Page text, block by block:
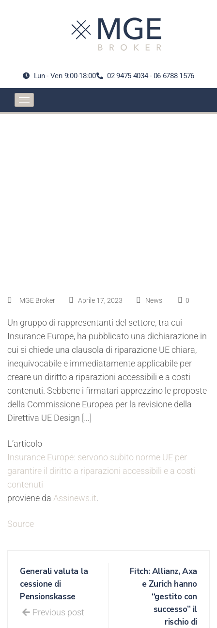
Lun - Ven 9:00-18:00 02 9475 4034 - 06 6788 1576
MGE Broker Aprile 17, 2023 News 0
Un gruppo di rappresentanti del settore, tra cui
Insurance Europe, ha pubblicato una dichiarazione in
cui si chiede una clausola di riparazione UE chiara,
inequivocabile e immediatamente applicabile per
creare un diritto a riparazioni accessibili e a costi
contenuti. Sebbene i firmatari apprezzino le proposte
della Commissione Europea per la revisione della
Direttiva UE Design […]
L’articolo
Insurance Europe: servono subito norme UE per
garantire il diritto a riparazioni accessibili e a costi
contenuti
proviene da Assinews.it.
Source
Generali valuta la
cessione di
Pensionskasse
Previous post
Fitch: Allianz, Axa
e Zurich hanno
“gestito con
successo” il
rischio di